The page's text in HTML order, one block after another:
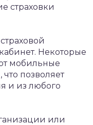
страховки
Некоторые
мобильные
позволяет
и из любого
или